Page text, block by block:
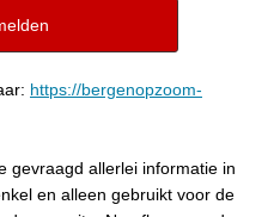
https://bergenopzoom-
gevraagd allerlei informatie in
en alleen gebruikt voor de